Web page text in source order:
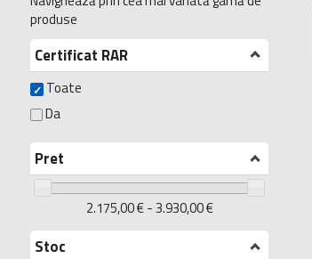
produse
Certificat RAR
Toate
Da
Pret
2.175,00 € - 3.930,00 €
Stoc